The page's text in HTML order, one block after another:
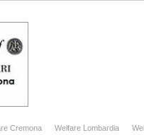
Cremona Welfare Lombardia